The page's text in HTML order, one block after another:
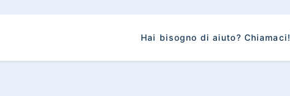
Hai bisogno di aiuto? Chiamaci!